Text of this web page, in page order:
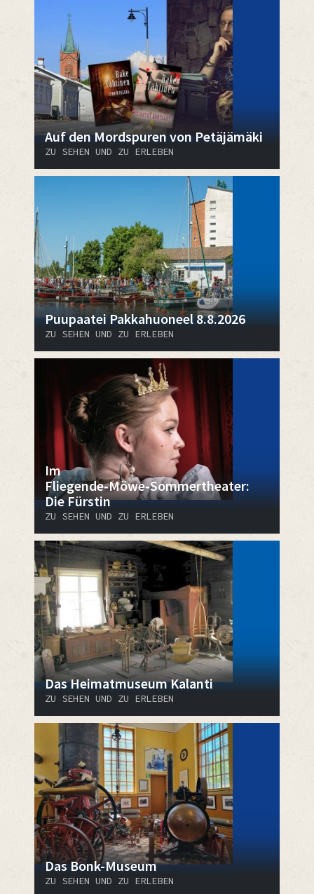
Auf den Mordspuren von Petäjämäki
ZU SEHEN UND ZU ERLEBEN
Puupaatei Pakkahuoneel 8.8.2026
ZU SEHEN UND ZU ERLEBEN
Im
Fliegende‑Möwe‑Sommertheater:
Die Fürstin
ZU SEHEN UND ZU ERLEBEN
Das Heimatmuseum Kalanti
ZU SEHEN UND ZU ERLEBEN
Das Bonk-Museum
ZU SEHEN UND ZU ERLEBEN